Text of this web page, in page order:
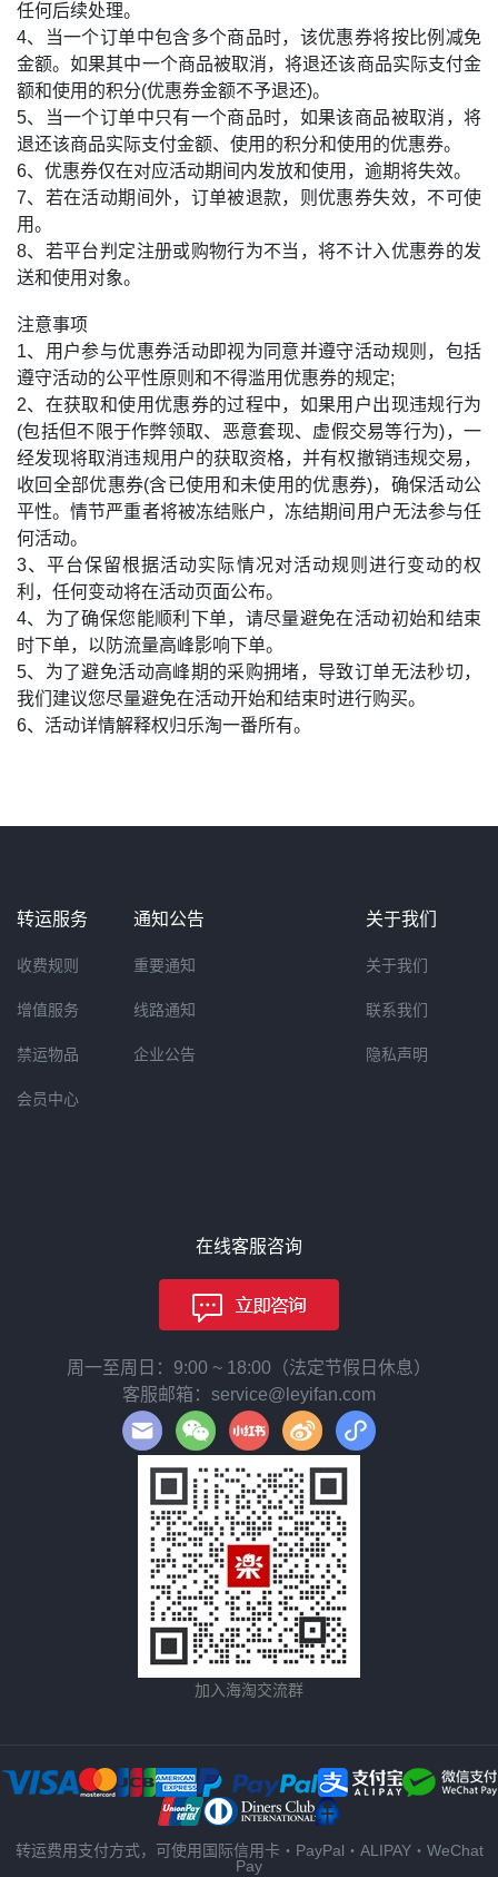
任何后续处理。
4、当一个订单中包含多个商品时，该优惠券将按比例减免
金额。如果其中一个商品被取消，将退还该商品实际支付金
额和使用的积分(优惠券金额不予退还)。
5、当一个订单中只有一个商品时，如果该商品被取消，将
退还该商品实际支付金额、使用的积分和使用的优惠券。
6、优惠券仅在对应活动期间内发放和使用，逾期将失效。
7、若在活动期间外，订单被退款，则优惠券失效，不可使
用。
8、若平台判定注册或购物行为不当，将不计入优惠券的发
送和使用对象。
注意事项
1、用户参与优惠券活动即视为同意并遵守活动规则，包括
遵守活动的公平性原则和不得滥用优惠券的规定;
2、在获取和使用优惠券的过程中，如果用户出现违规行为
(包括但不限于作弊领取、恶意套现、虚假交易等行为)，一
经发现将取消违规用户的获取资格，并有权撤销违规交易，
收回全部优惠券(含已使用和未使用的优惠券)，确保活动公
平性。情节严重者将被冻结账户，冻结期间用户无法参与任
何活动。
3、平台保留根据活动实际情况对活动规则进行变动的权
利，任何变动将在活动页面公布。
4、为了确保您能顺利下单，请尽量避免在活动初始和结束
时下单，以防流量高峰影响下单。
5、为了避免活动高峰期的采购拥堵，导致订单无法秒切，
我们建议您尽量避免在活动开始和结束时进行购买。
6、活动详情解释权归乐淘一番所有。
转运服务
收费规则
增值服务
禁运物品
会员中心
通知公告
重要通知
线路通知
企业公告
关于我们
关于我们
联系我们
隐私声明
在线客服咨询
周一至周日：9:00 ~ 18:00（法定节假日休息）
客服邮箱：service@leyifan.com
加入海淘交流群
转运费用支付方式，可使用国际信用卡・PayPal・ALIPAY・WeChat
Pay